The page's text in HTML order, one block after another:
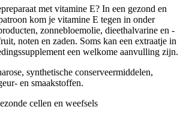
met vitamine E? In een gezond en
kom je vitamine E tegen in onder
zonnebloemolie, dieethalvarine en -
noten en zaden. Soms kan een extraatje in
een welkome aanvulling zijn.
synthetische conserveermiddelen,
en smaakstoffen.
cellen en weefsels